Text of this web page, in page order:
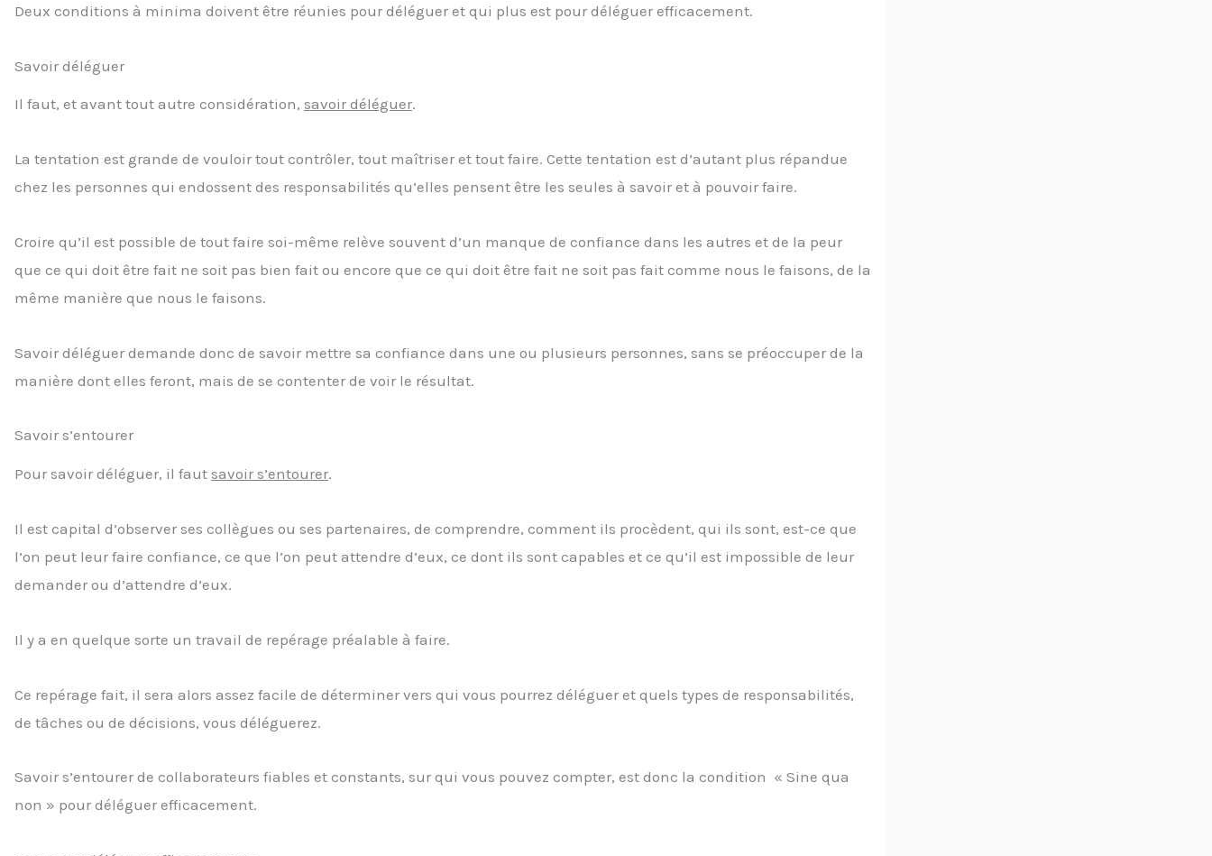
Deux conditions à minima doivent être réunies pour déléguer et qui plus est pour déléguer efficacement.
Savoir déléguer
Il faut, et avant tout autre considération, savoir déléguer.
La tentation est grande de vouloir tout contrôler, tout maîtriser et tout faire. Cette tentation est d’autant plus répandue
chez les personnes qui endossent des responsabilités qu’elles pensent être les seules à savoir et à pouvoir faire.
Croire qu’il est possible de tout faire soi-même relève souvent d’un manque de confiance dans les autres et de la peur
que ce qui doit être fait ne soit pas bien fait ou encore que ce qui doit être fait ne soit pas fait comme nous le faisons, de la
même manière que nous le faisons.
Savoir déléguer demande donc de savoir mettre sa confiance dans une ou plusieurs personnes, sans se préoccuper de la
manière dont elles feront, mais de se contenter de voir le résultat.
Savoir s’entourer
Pour savoir déléguer, il faut savoir s’entourer.
Il est capital d’observer ses collègues ou ses partenaires, de comprendre, comment ils procèdent, qui ils sont, est-ce que
l’on peut leur faire confiance, ce que l’on peut attendre d’eux, ce dont ils sont capables et ce qu’il est impossible de leur
demander ou d’attendre d’eux.
Il y a en quelque sorte un travail de repérage préalable à faire.
Ce repérage fait, il sera alors assez facile de déterminer vers qui vous pourrez déléguer et quels types de responsabilités,
de tâches ou de décisions, vous déléguerez.
Savoir s’entourer de collaborateurs fiables et constants, sur qui vous pouvez compter, est donc la condition « Sine qua
non » pour déléguer efficacement.